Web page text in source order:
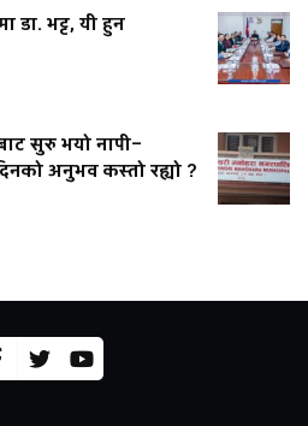
डा. भट्ट, यी हुन
सुरु भयो नापी–
अनुभव कस्तो रह्यो ?